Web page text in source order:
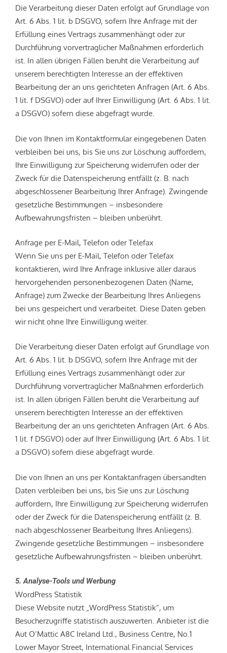
Die Verarbeitung dieser Daten erfolgt auf Grundlage von
Art. 6 Abs. 1 lit. b DSGVO, sofern Ihre Anfrage mit der
Erfüllung eines Vertrags zusammenhängt oder zur
Durchführung vorvertraglicher Maßnahmen erforderlich
ist. In allen übrigen Fällen beruht die Verarbeitung auf
unserem berechtigten Interesse an der effektiven
Bearbeitung der an uns gerichteten Anfragen (Art. 6 Abs.
1 lit. f DSGVO) oder auf Ihrer Einwilligung (Art. 6 Abs. 1 lit.
a DSGVO) sofern diese abgefragt wurde.
Die von Ihnen im Kontaktformular eingegebenen Daten
verbleiben bei uns, bis Sie uns zur Löschung auffordern,
Ihre Einwilligung zur Speicherung widerrufen oder der
Zweck für die Datenspeicherung entfällt (z. B. nach
abgeschlossener Bearbeitung Ihrer Anfrage). Zwingende
gesetzliche Bestimmungen – insbesondere
Aufbewahrungsfristen – bleiben unberührt.
Anfrage per E-Mail, Telefon oder Telefax
Wenn Sie uns per E-Mail, Telefon oder Telefax
kontaktieren, wird Ihre Anfrage inklusive aller daraus
hervorgehenden personenbezogenen Daten (Name,
Anfrage) zum Zwecke der Bearbeitung Ihres Anliegens
bei uns gespeichert und verarbeitet. Diese Daten geben
wir nicht ohne Ihre Einwilligung weiter.
Die Verarbeitung dieser Daten erfolgt auf Grundlage von
Art. 6 Abs. 1 lit. b DSGVO, sofern Ihre Anfrage mit der
Erfüllung eines Vertrags zusammenhängt oder zur
Durchführung vorvertraglicher Maßnahmen erforderlich
ist. In allen übrigen Fällen beruht die Verarbeitung auf
unserem berechtigten Interesse an der effektiven
Bearbeitung der an uns gerichteten Anfragen (Art. 6 Abs.
1 lit. f DSGVO) oder auf Ihrer Einwilligung (Art. 6 Abs. 1 lit.
a DSGVO) sofern diese abgefragt wurde.
Die von Ihnen an uns per Kontaktanfragen übersandten
Daten verbleiben bei uns, bis Sie uns zur Löschung
auffordern, Ihre Einwilligung zur Speicherung widerrufen
oder der Zweck für die Datenspeicherung entfällt (z. B.
nach abgeschlossener Bearbeitung Ihres Anliegens).
Zwingende gesetzliche Bestimmungen – insbesondere
gesetzliche Aufbewahrungsfristen – bleiben unberührt.
5. Analyse-Tools und Werbung
WordPress Statistik
Diese Website nutzt „WordPress Statistik“, um
Besucherzugriffe statistisch auszuwerten. Anbieter ist die
Aut O’Mattic A8C Ireland Ltd., Business Centre, No.1
Lower Mayor Street, International Financial Services